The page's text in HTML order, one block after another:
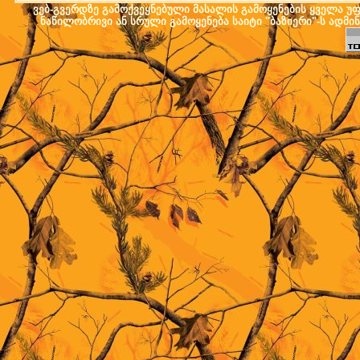
ვებ-გვერდზე გამოქვეყნებული მასალის გამოყენების ყველა
ნაწილობრივი ან სრული გამოყენება საიტი "ბაზიერი"-ს